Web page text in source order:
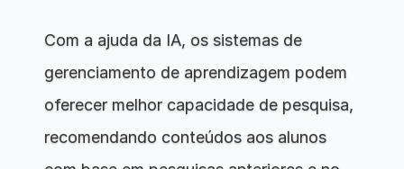
Com a ajuda da IA, os sistemas de
gerenciamento de aprendizagem podem
oferecer melhor capacidade de pesquisa,
recomendando conteúdos aos alunos